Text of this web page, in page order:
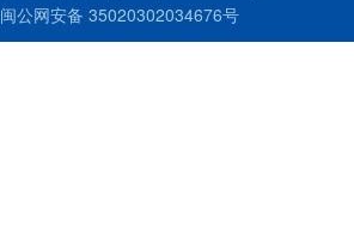
闽公网安备 35020302034676号